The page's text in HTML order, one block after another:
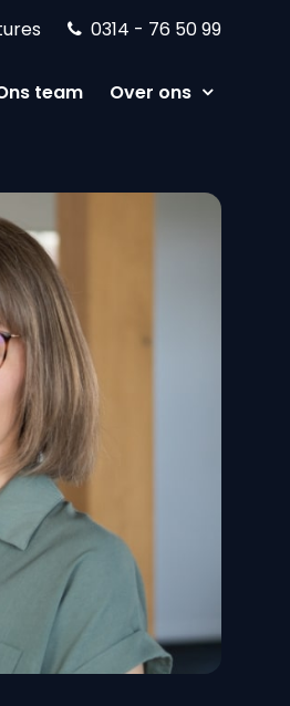
team Over ons
0314 - 76 50 99